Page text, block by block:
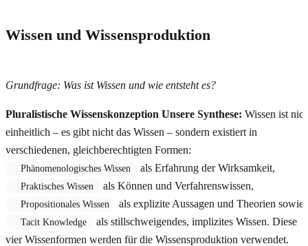
Wissen und Wissensproduktion
Grundfrage: Was ist Wissen und wie entsteht es?
Pluralistische Wissenskonzeption Unsere Synthese: Wissen ist
einheitlich – es gibt nicht das Wissen – sondern existiert in
verschiedenen, gleichberechtigten Formen:
Phänomenologisches Wissen als Erfahrung der Wirksamkeit,
Praktisches Wissen als Können und Verfahrenswissen,
Propositionales Wissen als explizite Aussagen und Theorien sowie
Tacit Knowledge
als stillschweigendes, implizites Wissen. Diese
vier Wissenformen werden für die Wissensproduktion verwendet.